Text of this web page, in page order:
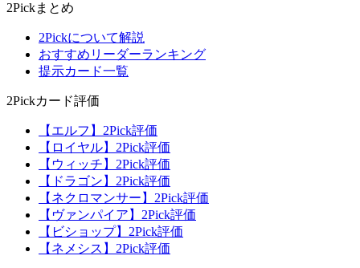
2Pickまとめ
2Pickについて解説
おすすめリーダーランキング
提示カード一覧
2Pickカード評価
【エルフ】2Pick評価
【ロイヤル】2Pick評価
【ウィッチ】2Pick評価
【ドラゴン】2Pick評価
【ネクロマンサー】2Pick評価
【ヴァンパイア】2Pick評価
【ビショップ】2Pick評価
【ネメシス】2Pick評価